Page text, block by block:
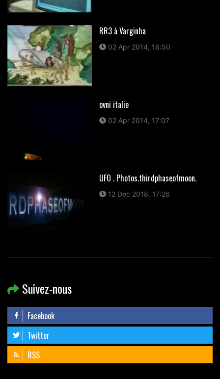
RR3 à Varginha
02 Apr 2014, 16:50
ovni italie
02 Apr 2014, 17:07
UFO . Photos.thirdphaseofmoon.
12 Dec 2018, 17:26
Suivez-nous
Facebook
Twitter
RSS